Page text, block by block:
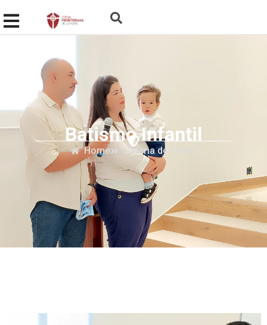
Batismo Infantil
Home Galeria de Fotos